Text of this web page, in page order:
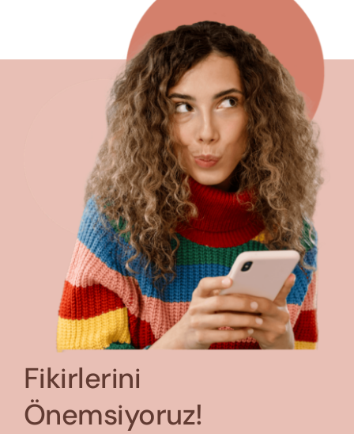
Fikirlerini
Önemsiyoruz!